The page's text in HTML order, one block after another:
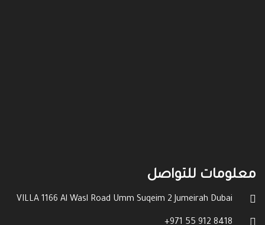
معلومات للتواصل
VILLA 1166 Al Wasl Road Umm Suqeim 2 Jumeirah Dubai
8418 912 55 971+